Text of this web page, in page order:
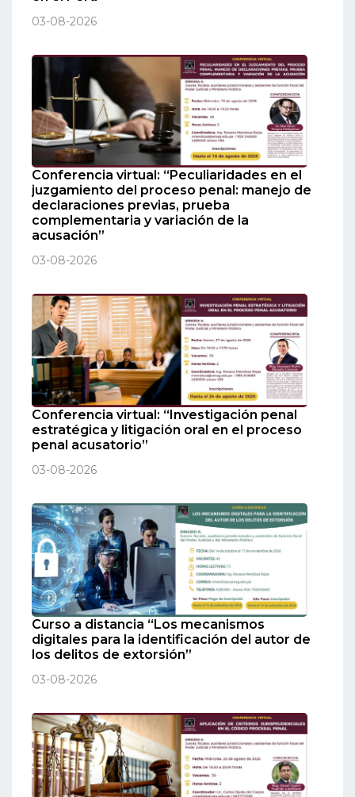
03-08-2026
Conferencia virtual: “Peculiaridades en el
juzgamiento del proceso penal: manejo de
declaraciones previas, prueba
complementaria y variación de la
acusación”
03-08-2026
Conferencia virtual: “Investigación penal
estratégica y litigación oral en el proceso
penal acusatorio”
03-08-2026
Curso a distancia “Los mecanismos
digitales para la identificación del autor de
los delitos de extorsión”
03-08-2026